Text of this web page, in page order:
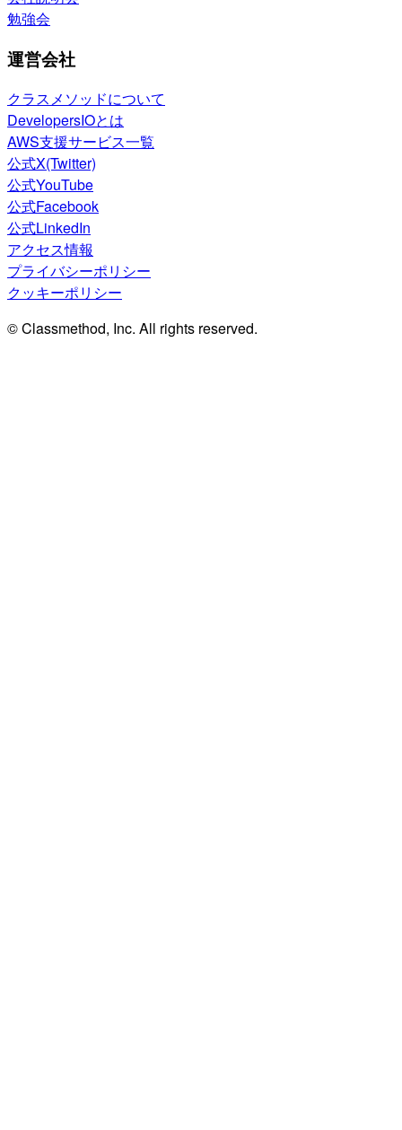
勉強会
運営会社
クラスメソッドについて
DevelopersIOとは
AWS支援サービス一覧
公式X(Twitter)
公式YouTube
公式Facebook
公式LinkedIn
アクセス情報
プライバシーポリシー
クッキーポリシー
© Classmethod, Inc. All rights reserved.